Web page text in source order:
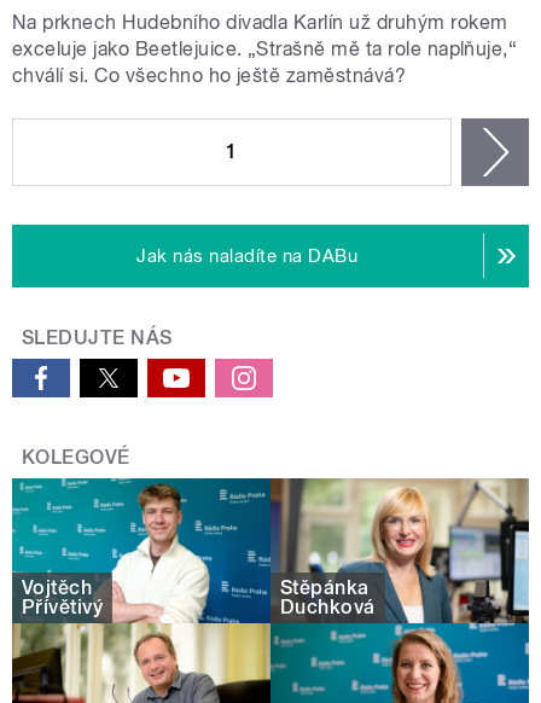
Na prknech Hudebního divadla Karlín už druhým rokem
exceluje jako Beetlejuice. „Strašně mě ta role naplňuje,“
chválí si. Co všechno ho ještě zaměstnává?
1
Jak nás naladíte na DABu
SLEDUJTE NÁS
KOLEGOVÉ
Vojtěch
Přívětivý
Štěpánka
Duchková